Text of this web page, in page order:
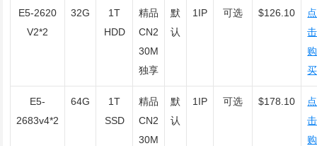
E5-2620
V2*2
32G
1T
HDD
精品
CN2
30M
独享
默
认
1IP 可选 $126.10
点
击
购
买
E5-
2683v4*2
64G
1T
SSD
精品
CN2
30M
默
认
1IP 可选 $178.10
点
击
购